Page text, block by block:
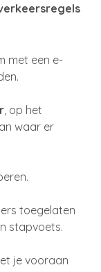
met een e-
, op het
waar er
toegelaten
stapvoets.
je vooraan